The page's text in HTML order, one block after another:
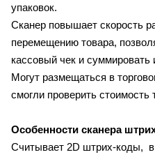
упаковок.
Сканер повышает скорость
перемещению товара,
кассовый чек и суммировать
Могут размещаться в
смогли проверить стоимость
Особенности сканера
Считывает 2D штрих-коды,